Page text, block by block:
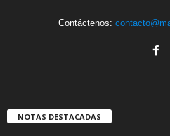
Contáctenos:
NOTAS DESTACADAS